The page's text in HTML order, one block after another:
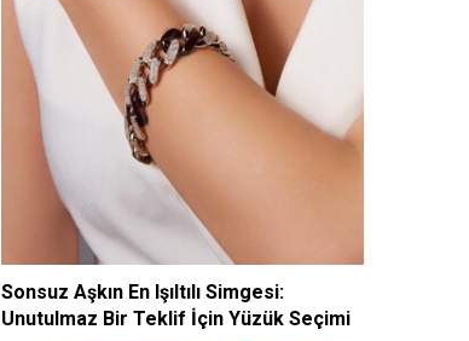
Sonsuz Aşkın En Işıltılı Simgesi:
Unutulmaz Bir Teklif İçin Yüzük Seçimi